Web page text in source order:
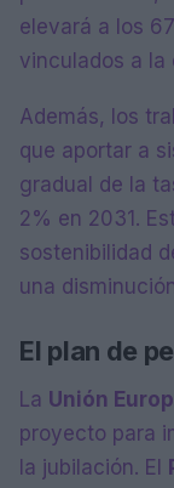
elevará a los
vinculados a la
Además, los
que aportar a
gradual de la
2% en 2031.
sostenibilidad
una
El plan de
La Unión
proyecto para
la jubilación. El